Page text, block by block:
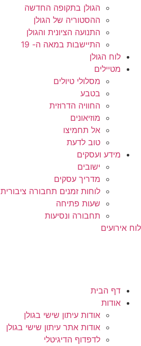
הגולן בתקופה החדשה
ההסטוריה של הגולן
התנועה הציונית והגולן
התיישבות במאה ה- 19
לוח הגולן
מטיילים
מסלולי טיולים
בטבע
החוויה הדרוזית
מוזיאונים
אל תחמיצו
טוב לדעת
מידע ועסקים
ישובים
מדריך עסקים
לוחות זמנים תחבורה ציבורית
שעות פתיחה
תחבורה ונסיעות
לוח אירועים
דף הבית
אודות
אודות עיתון שישי בגולן
אודות אתר עיתון שישי בגולן
לדפדוף הדיגיטלי